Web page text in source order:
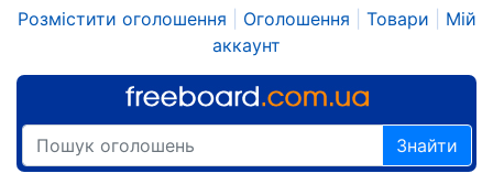
Розмістити оголошення Оголошення Товари
Мій
аккаунт
Знайти